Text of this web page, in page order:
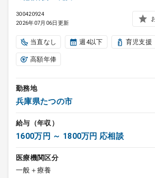
300420924
2026年07月06日更新
当直なし 週4以下 育児支援
高額年俸
勤務地
兵庫県たつの市
給与（年収）
1600万円 ～ 1800万円 応相談
医療機関区分
一般＋療養